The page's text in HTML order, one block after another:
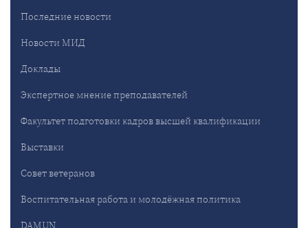
Последние новости
Новости МИД
Доклады
Экспертное мнение преподавателей
Факультет подготовки кадров высшей квалификации
Выставки
Совет ветеранов
Воспитательная работа и молодёжная политика
DAMUN